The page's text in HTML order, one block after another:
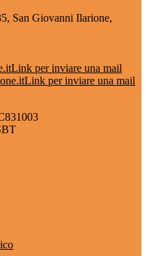
San Giovanni Ilarione,
Link per inviare una mail
Link per inviare una mail